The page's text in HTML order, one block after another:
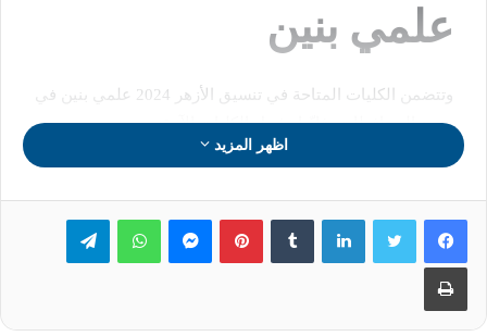
علمي بنين
وتتضمن الكليات المتاحة في تنسيق الأزهر 2024 علمي بنين في
جميع المحافظات، فإنّها تشمل الكليات الآتية:
اظهر المزيد
لينكدإن بينتيريستماسنجر واتساب تيلقرام
طباعة